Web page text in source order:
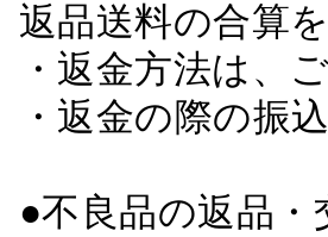
返品送料の合算
・返金方法は、
・返金の際の振
●不良品の返品